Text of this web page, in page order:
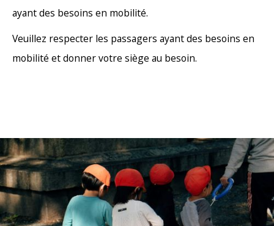
ayant des besoins en mobilité.
Veuillez respecter les passagers ayant des besoins en
mobilité et donner votre siège au besoin.